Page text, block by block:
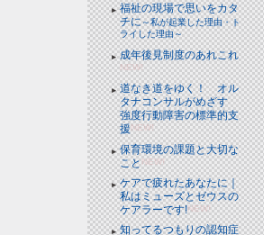
福祉の現場で思いをカタ
チに～私が起業した理由・ト
ライした理由～
成年後見制度のあれこれ
NEW!
道なき道をゆく！ オル
タナコンサルがめざす
強度行動障害の標準的支
援NEW!
保育環境の課題と大切な
ことNEW!
ケアで疲れたあなたに｜
私はミューズとゼウスの
ケアラーです!NEW!
知ってるつもりの認知症